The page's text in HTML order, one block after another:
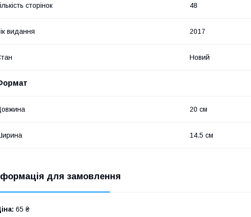
сторінок 48
видання 2017
Новий
20 см
14.5 см
для замовлення
65 ₴